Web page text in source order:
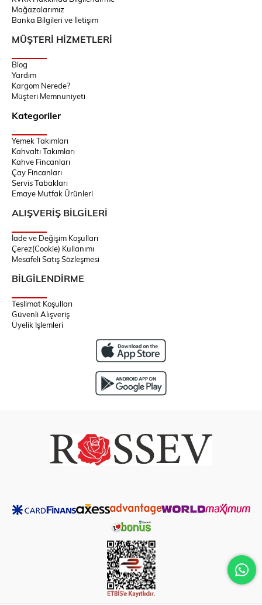
Mağazalarımız
Banka Bilgileri ve İletişim
MÜŞTERİ HİZMETLERİ
Blog
Yardım
Kargom Nerede?
Müşteri Memnuniyeti
Kategoriler
Yemek Takımları
Kahvaltı Takımları
Kahve Fincanları
Çay Fincanları
Servis Tabakları
Emaye Mutfak Ürünleri
ALIŞVERİŞ BİLGİLERİ
İade ve Değişim Koşulları
Çerez(Cookie) Kullanımı
Mesafeli Satış Sözleşmesi
BİLGİLENDİRME
Teslimat Koşulları
Güvenli Alışveriş
Üyelik İşlemleri